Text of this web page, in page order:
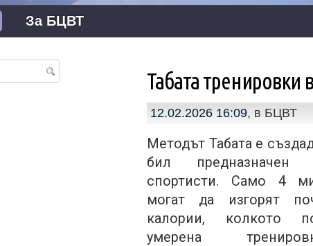
За БЦВТ
Табата тренировки
12.02.2026 16:09, в БЦВТ
Методът Табата е
бил предназначен
спортисти. Само 4
могат да изгорят
калории, колкото
умерена